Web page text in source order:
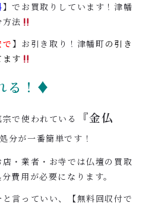
】でお買取りしています！津幡
法
】お引き取り！津幡町の引き
す
る！♦
で使われている
『金仏
分が一番簡単です！
・業者・お寺では仏壇の買取
費用が必要になります。
言っていい、【無料回収付で